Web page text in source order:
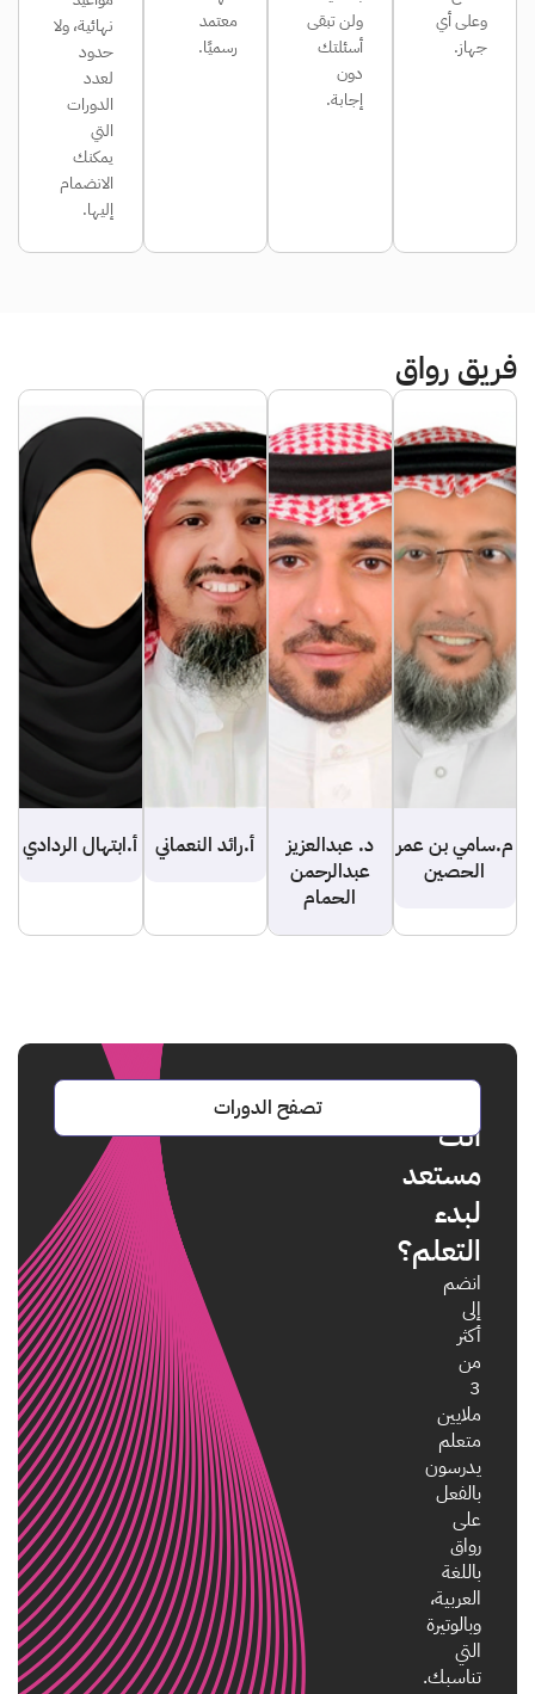
وعلى أي
جهاز.
ولن تبقى
أسئلتك
دون
إجابة.
معتمد
رسميًا.
نهائية، ولا
حدود
لعدد
الدورات
التي
يمكنك
الانضمام
إليها.
فريق رواق
م.سامي بن عمر
الحصين
د. عبدالعزيز
عبدالرحمن
الحمام
أ.رائد النعماني أ.ابتهال الردادي
هل
أنت
مستعد
لبدء
التعلم؟
انضم
إلى
أكثر
من
3
ملايين
متعلم
يدرسون
بالفعل
على
رواق
باللغة
العربية،
وبالوتيرة
التي
تناسبك.
تصفح الدورات